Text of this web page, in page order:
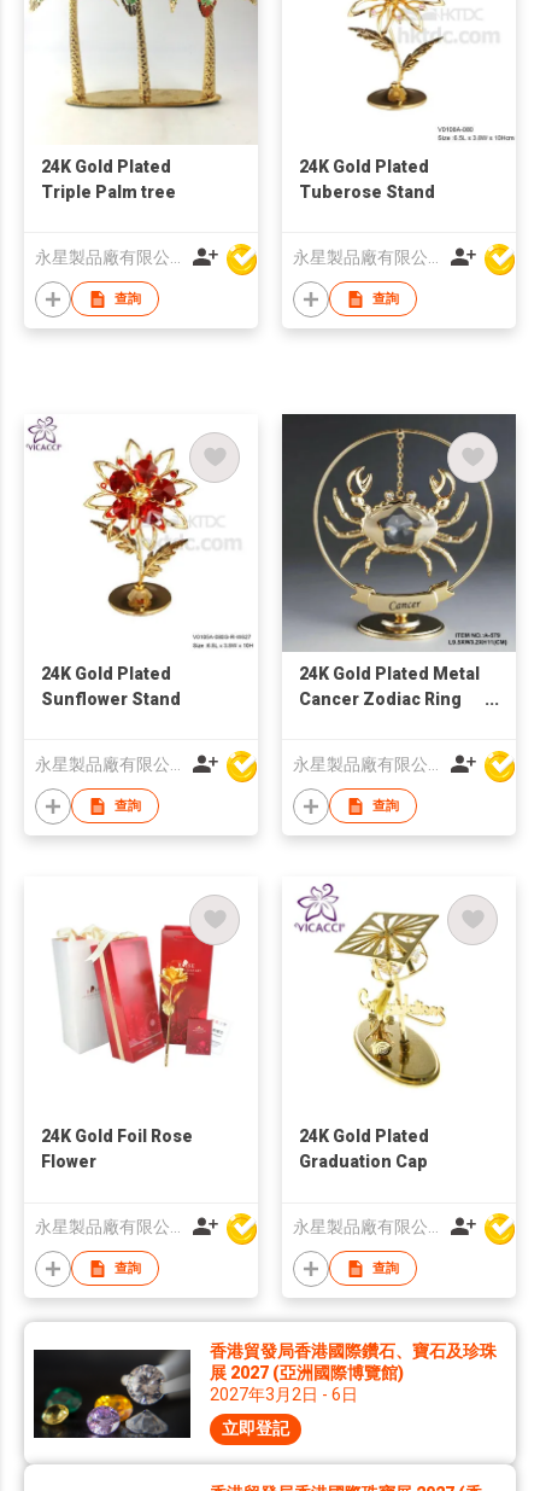
24K Gold Plated
Triple Palm tree
查詢
24K Gold Plated
Tuberose Stand
查詢
24K Gold Plated
Sunflower Stand
查詢
24K Gold Plated Metal
Cancer Zodiac Ring
查詢
24K Gold Foil Rose
Flower
永星製品廠有限公司
查詢
24K Gold Plated
Graduation Cap
永星製品廠有限公司
查詢
香港貿發局香港國際鑽石、寶石及珍珠
展 2027 (亞洲國際博覽館)
2027年3月2日 - 6日
立即登記